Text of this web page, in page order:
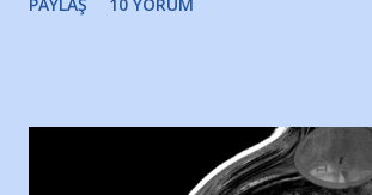
Yazımı, ağlayarak bitirebildim
Nesrin’in Hikayesi’ne başlıyorum… 1964
havuzunun kenarında 7 yaşında kara kuru
PAYLAŞ 10 YORUM